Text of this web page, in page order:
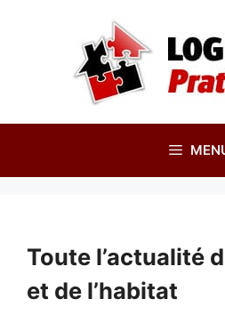
Toute l’actualité
et de l’habitat